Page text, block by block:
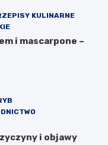
KULINARNE
i mascarpone –
i objawy